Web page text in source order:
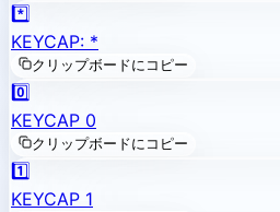
*️⃣
KEYCAP: *
クリップボードにコピー
0️⃣
KEYCAP 0
クリップボードにコピー
1️⃣
KEYCAP 1